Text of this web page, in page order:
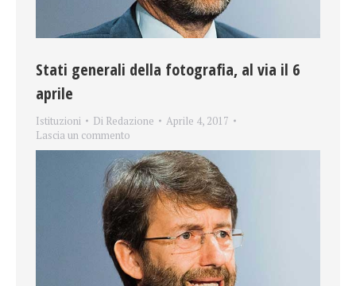
Stati generali della fotografia, al via il 6
aprile
Istituzioni Di Redazione
Aprile 4, 2017
Lascia un commento